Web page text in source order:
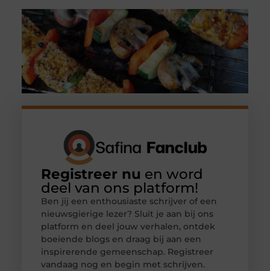
Registreer nu en word
deel van ons platform!
Ben jij een enthousiaste schrijver of een
nieuwsgierige lezer? Sluit je aan bij ons
platform en deel jouw verhalen, ontdek
boeiende blogs en draag bij aan een
inspirerende gemeenschap. Registreer
vandaag nog en begin met schrijven.